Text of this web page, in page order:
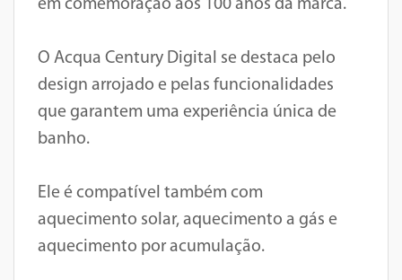
em comemoração aos 100 anos da marca.
O Acqua Century Digital se destaca pelo
design arrojado e pelas funcionalidades
que garantem uma experiência única de
banho.
Ele é compatível também com
aquecimento solar, aquecimento a gás e
aquecimento por acumulação.